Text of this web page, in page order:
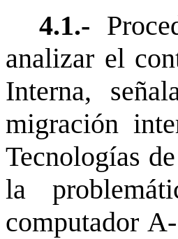
4.1.-
analizar el
Interna,
migración
Tecnologías
la
computador